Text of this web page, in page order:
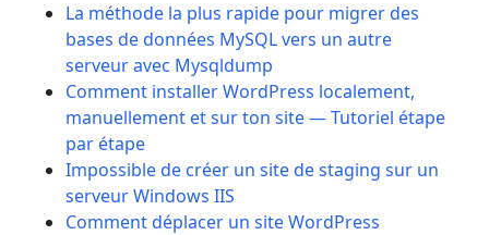
La méthode la plus rapide pour migrer des
bases de données MySQL vers un autre
serveur avec Mysqldump
Comment installer WordPress localement,
manuellement et sur ton site — Tutoriel étape
par étape
Impossible de créer un site de staging sur un
serveur Windows IIS
Comment déplacer un site WordPress